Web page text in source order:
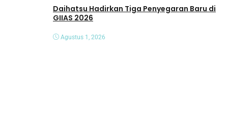
Daihatsu Hadirkan Tiga Penyegaran Baru di
GIIAS 2026
Agustus 1, 2026